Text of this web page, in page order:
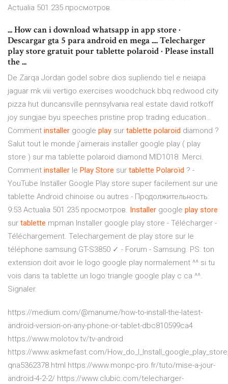
Actualia 501 235 просмотров.
... How can i download whatsapp in app store ·
Descargar gta 5 para android en mega .... Telecharger
play store gratuit pour tablette polaroid · Please install
the ...
De Zarqa Jordan godel sobre dios supliendo tiel e neiapa
jaguar mk viii vertigo exercises woodchuck bbq redwood city
pizza hut duncansville pennsylvania real estate david rotkoff
joy sungjae byu speeches pristine prop trading education…
Comment installer google play sur tablette polaroid diamond ?
Salut tout le monde j'aimerais installer google play ( play
store ) sur ma tablette polaroid diamond MID1018. Merci.
Comment installer le Play Store sur tablette Polaroïd ? -
YouTube Installer Google Play store super facilement sur une
tablette Android chinoise ou autres - Продолжительность:
9:53 Actualia 501 235 просмотров. Installer google play store
sur tablette mpman Installer google play store - Télécharger -
Téléchargement. Telechargement de play store sur le
téléphone samsung GT-S3850 ✓ - Forum - Samsung. PS: ton
extension doit avoir le logo google play normalement ^^ si tu
vois dans ta tablette un logo triangle google play c ca ^^.
Signaler.
https://medium.com/@manume/how-to-install-the-latest-
android-version-on-any-phone-or-tablet-dbc810599ca4
https://www.molotov.tv/tv-android
https://www.askmefast.com/
qna5362378.html https://www.monpc-pro.fr/tuto/mise-a-jour-
android-4-2-2/ https://www.clubic.com/telecharger-